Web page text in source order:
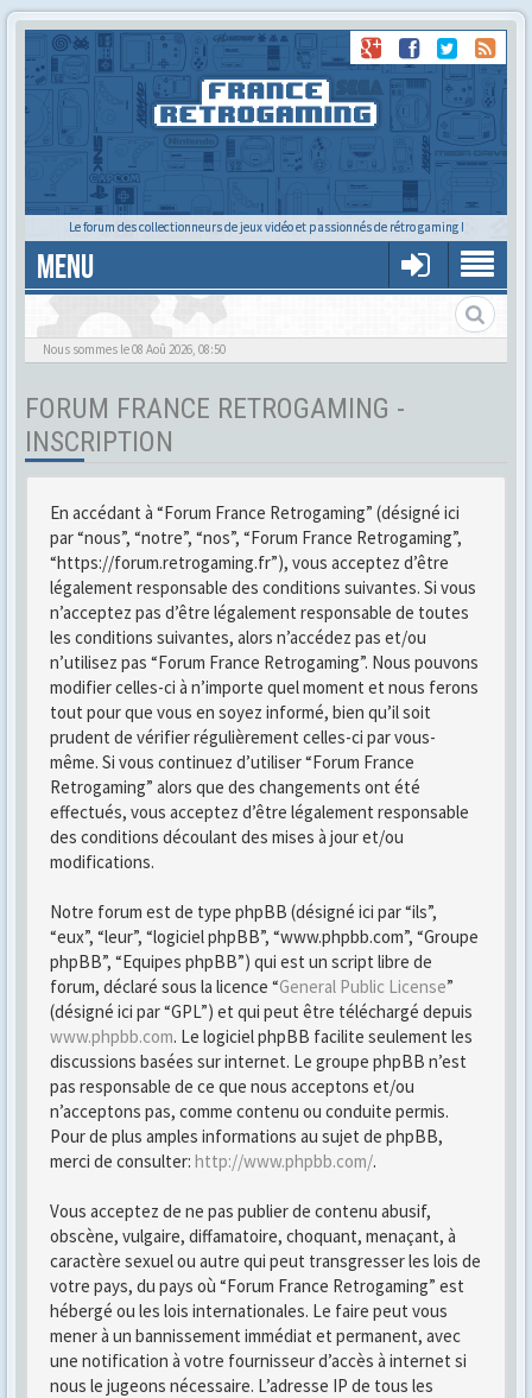
Le forum des collectionneurs de jeux vidéo et passionnés de rétro gaming !
MENU
Gère ton profil et tes préférences
Nous sommes le 08 Aoû 2026, 08:50
FORUM FRANCE RETROGAMING -
INSCRIPTION
En accédant à “Forum France Retrogaming” (désigné ici
par “nous”, “notre”, “nos”, “Forum France Retrogaming”,
“https://forum.retrogaming.fr”), vous acceptez d’être
légalement responsable des conditions suivantes. Si vous
n’acceptez pas d’être légalement responsable de toutes
les conditions suivantes, alors n’accédez pas et/ou
n’utilisez pas “Forum France Retrogaming”. Nous pouvons
modifier celles-ci à n’importe quel moment et nous ferons
tout pour que vous en soyez informé, bien qu’il soit
prudent de vérifier régulièrement celles-ci par vous-
même. Si vous continuez d’utiliser “Forum France
Retrogaming” alors que des changements ont été
effectués, vous acceptez d’être légalement responsable
des conditions découlant des mises à jour et/ou
modifications.
Notre forum est de type phpBB (désigné ici par “ils”,
“eux”, “leur”, “logiciel phpBB”, “www.phpbb.com”, “Groupe
phpBB”, “Equipes phpBB”) qui est un script libre de
forum, déclaré sous la licence “General Public License”
(désigné ici par “GPL”) et qui peut être téléchargé depuis
www.phpbb.com. Le logiciel phpBB facilite seulement les
discussions basées sur internet. Le groupe phpBB n’est
pas responsable de ce que nous acceptons et/ou
n’acceptons pas, comme contenu ou conduite permis.
Pour de plus amples informations au sujet de phpBB,
merci de consulter: http://www.phpbb.com/.
Vous acceptez de ne pas publier de contenu abusif,
obscène, vulgaire, diffamatoire, choquant, menaçant, à
caractère sexuel ou autre qui peut transgresser les lois de
votre pays, du pays où “Forum France Retrogaming” est
hébergé ou les lois internationales. Le faire peut vous
mener à un bannissement immédiat et permanent, avec
une notification à votre fournisseur d’accès à internet si
nous le jugeons nécessaire. L’adresse IP de tous les